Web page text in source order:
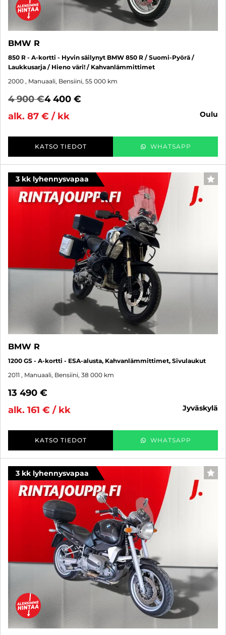
BMW R
850 R - A-kortti - Hyvin säilynyt BMW 850 R / Suomi-Pyörä /
Laukkusarja / Hieno väri! / Kahvanlämmittimet
2000 , Manuaali, Bensiini, 55 000 km
4 900 €4 400 €
alk. 87 € / kk
oulu
KATSO TIEDOT WHATSAPP
3 kk lyhennysvapaa
BMW R
1200 GS - A-kortti - ESA-alusta, Kahvanlämmittimet, Sivulaukut
2011 , Manuaali, Bensiini, 38 000 km
13 490 €
alk. 161 € / kk
jyväskylä
KATSO TIEDOT WHATSAPP
3 kk lyhennysvapaa